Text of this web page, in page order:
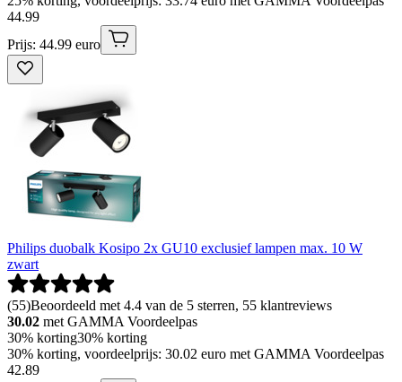
44.99
Prijs: 44.99 euro
Philips duobalk Kosipo 2x GU10 exclusief lampen max. 10 W
zwart
(55)Beoordeeld met 4.4 van de 5 sterren, 55 klantreviews
30.02 met GAMMA Voordeelpas
30% korting30% korting
30% korting, voordeelprijs: 30.02 euro met GAMMA Voordeelpas
42.89